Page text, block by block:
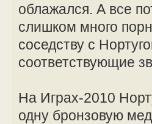
облажался. А все
слишком много
соседству с
соответствующие
На Играх-2010
одну бронзовую